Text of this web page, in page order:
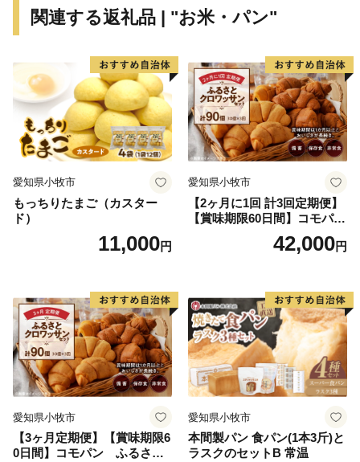
関連する返礼品 | "お米・パン"
愛知県小牧市
もっちりたまご（カスター
ド）
11,000円
愛知県小牧市
【2ヶ月に1回 計3回定期便】
【賞味期限60日間】コモパ
ン ふるさとクロワッサンセ
ット（計90個）／災害用備蓄
42,000円
愛知県小牧市
【3ヶ月定期便】【賞味期限6
0日間】コモパン ふるさと
愛知県小牧市
本間製パン 食パン(1本3斤)と
ラスクのセットB 常温